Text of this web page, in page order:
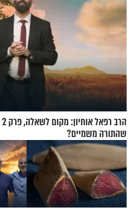
שהתורה משמיים?